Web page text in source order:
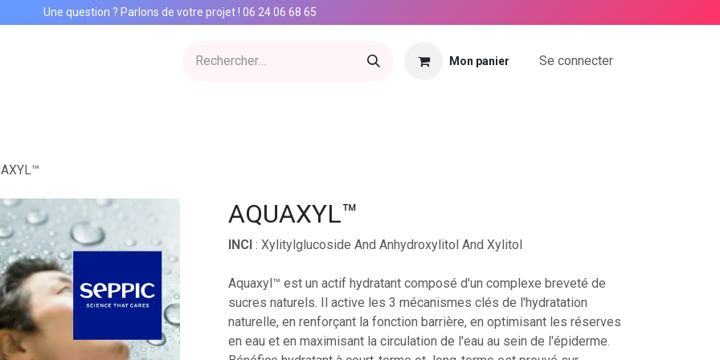
Une question ? Parlons de votre projet! 06 24 06 68 65
Mon panier Se connecter
AQUAXYL™
INCI : Xylitylglucoside And Anhydroxylitol And Xylitol
Aquaxyl™ est un actif hydratant composé d'un complexe breveté de
sucres naturels. Il active les 3 mécanismes clés de l'hydratation
naturelle, en renforçant la fonction barrière, en optimisant les réserves
en eau et en maximisant la circulation de l'eau au sein de l'épiderme.